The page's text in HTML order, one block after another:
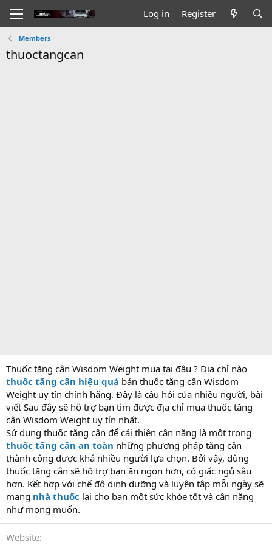
Log in Register
Members
thuoctangcan
Thuốc tăng cân Wisdom Weight mua tại đâu ? Địa chỉ nào
thuốc tăng cân hiệu quả bán thuốc tăng cân Wisdom
Weight uy tín chính hãng. Đây là câu hỏi của nhiều người, bài
viết Sau đây sẽ hỗ trợ bạn tìm được địa chỉ mua thuốc tăng
cân Wisdom Weight uy tín nhất.
Sử dụng thuốc tăng cân để cải thiện cân nặng là một trong
thuốc tăng cân an toàn những phương pháp tăng cân
thành công được khá nhiều người lựa chọn. Bởi vậy, dùng
thuốc tăng cân sẽ hỗ trợ bạn ăn ngon hơn, có giấc ngủ sâu
hơn. Kết hợp với chế độ dinh dưỡng và luyện tập mỗi ngày sẽ
mang nhà thuốc lại cho bạn một sức khỏe tốt và cân nặng
như mong muốn.
Website